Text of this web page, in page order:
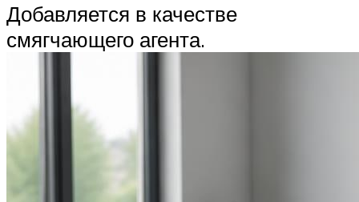
Добавляется в качестве
смягчающего агента.